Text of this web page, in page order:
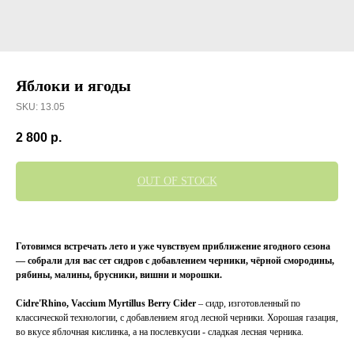
Яблоки и ягоды
SKU: 13.05
2 800 р.
OUT OF STOCK
Готовимся встречать лето и уже чувствуем приближение ягодного сезона
— собрали для вас сет сидров с добавлением черники, чёрной смородины,
рябины, малины, брусники, вишни и морошки.
Cidre'Rhino, Vaccium Myrtillus Berry Cider – сидр, изготовленный по
классической технологии, с добавлением ягод лесной черники. Хорошая газация,
во вкусе яблочная кислинка, а на послевкусии - сладкая лесная черника.